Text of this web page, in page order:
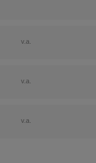
v.a.
v.a.
v.a.